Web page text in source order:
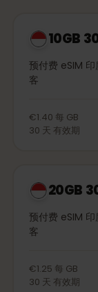
10GB
预付费 eSIM
客
€1.40 每 GB
30 天 有效期
20GB
预付费 eSIM
客
€1.25 每 GB
30 天 有效期